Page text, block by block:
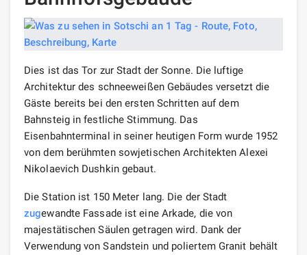
Dies ist das Tor zur Stadt der Sonne. Die luftige
Architektur des schneeweißen Gebäudes versetzt die
Gäste bereits bei den ersten Schritten auf dem
Bahnsteig in festliche Stimmung. Das
Eisenbahnterminal in seiner heutigen Form wurde 1952
von dem berühmten sowjetischen Architekten Alexei
Nikolaevich Dushkin gebaut.
Die Station ist 150 Meter lang. Die der Stadt
zugewandte Fassade ist eine Arkade, die von
majestätischen Säulen getragen wird. Dank der
Verwendung von Sandstein und poliertem Granit behält